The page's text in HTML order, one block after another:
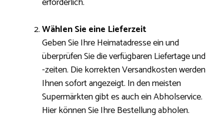
Wählen Sie eine Lieferzeit
Geben Sie Ihre Heimatadresse ein und
überprüfen Sie die verfügbaren Liefertage und
-zeiten. Die korrekten Versandkosten werden
Ihnen sofort angezeigt. In den meisten
Supermärkten gibt es auch ein Abholservice.
Hier können Sie Ihre Bestellung abholen.